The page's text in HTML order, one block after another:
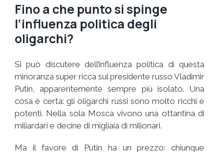
Fino a che punto si spinge
l’influenza politica degli
oligarchi?
Si può discutere dell’influenza politica di questa
minoranza super ricca sul presidente russo Vladimir
Putin, apparentemente sempre più isolato. Una
cosa è certa: gli oligarchi russi sono molto ricchi e
potenti. Nella sola Mosca vivono una ottantina di
miliardari e decine di migliaia di milionari.
Ma il favore di Putin ha un prezzo: chiunque